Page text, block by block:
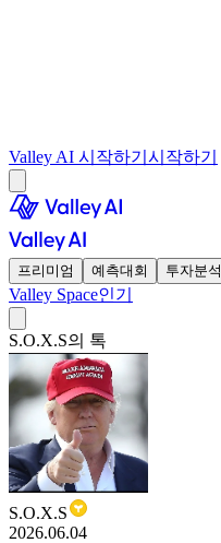
Valley AI 시작하기 시작하기
프리미엄 예측대회 투자분석
Valley Space인기
S.O.X.S의 톡
S.O.X.S
2026.06.04